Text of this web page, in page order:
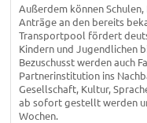
Außerdem können
Anträge an den bereits
Transportpool fördert
Kindern und Jugendlichen
Bezuschusst werden auch
Partnerinstitution ins
Gesellschaft, Kultur,
ab sofort gestellt werden
Wochen.